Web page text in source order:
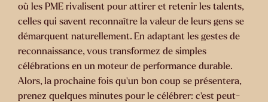
où les PME rivalisent pour attirer et retenir les talents,
celles qui savent reconnaître la valeur de leurs gens se
démarquent naturellement. En adaptant les gestes de
reconnaissance, vous transformez de simples
célébrations en un moteur de performance durable.
Alors, la prochaine fois qu’un bon coup se présentera,
prenez quelques minutes pour le célébrer: c’est peut-